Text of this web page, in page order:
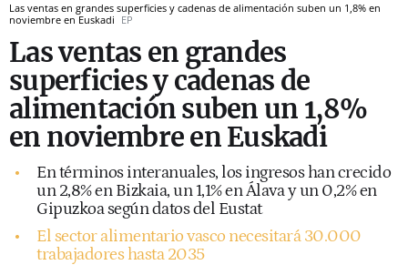
Las ventas en grandes superficies y cadenas de alimentación suben un 1,8% en
noviembre en Euskadi EP
Las ventas en grandes
superficies y cadenas de
alimentación suben un 1,8%
en noviembre en Euskadi
En términos interanuales, los ingresos han crecido
un 2,8% en Bizkaia, un 1,1% en Álava y un 0,2% en
Gipuzkoa según datos del Eustat
El sector alimentario vasco necesitará 30.000
trabajadores hasta 2035